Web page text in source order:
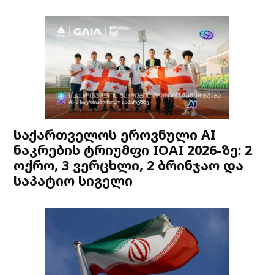
საქართველოს ეროვნული AI
ნაკრების ტრიუმფი IOAI 2026-ზე: 2
ოქრო, 3 ვერცხლი, 2 ბრინჯაო და
საპატიო სიგელი